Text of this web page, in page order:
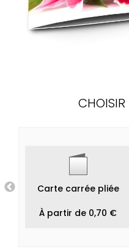
Carte carrée pliée
À partir de 0,70 €